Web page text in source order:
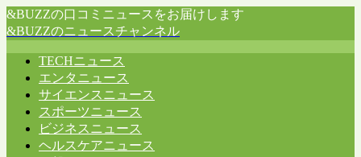
&BUZZの口コミニュースをお届けします
&BUZZのニュースチャンネル
TECHニュース
エンタニュース
サイエンスニュース
スポーツニュース
ビジネスニュース
ヘルスケアニュース